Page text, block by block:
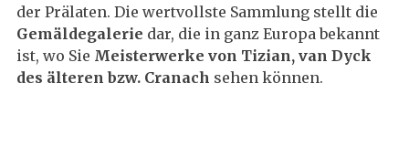
der Prälaten. Die wertvollste Sammlung stellt die
Gemäldegalerie dar, die in ganz Europa bekannt
ist, wo Sie Meisterwerke von Tizian, van Dyck
des älteren bzw. Cranach sehen können.